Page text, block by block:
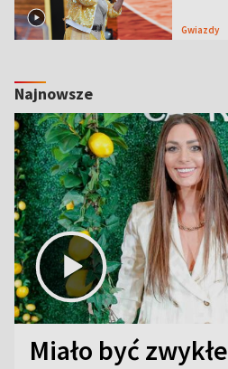
Gwiazdy
Najnowsze
Miało być